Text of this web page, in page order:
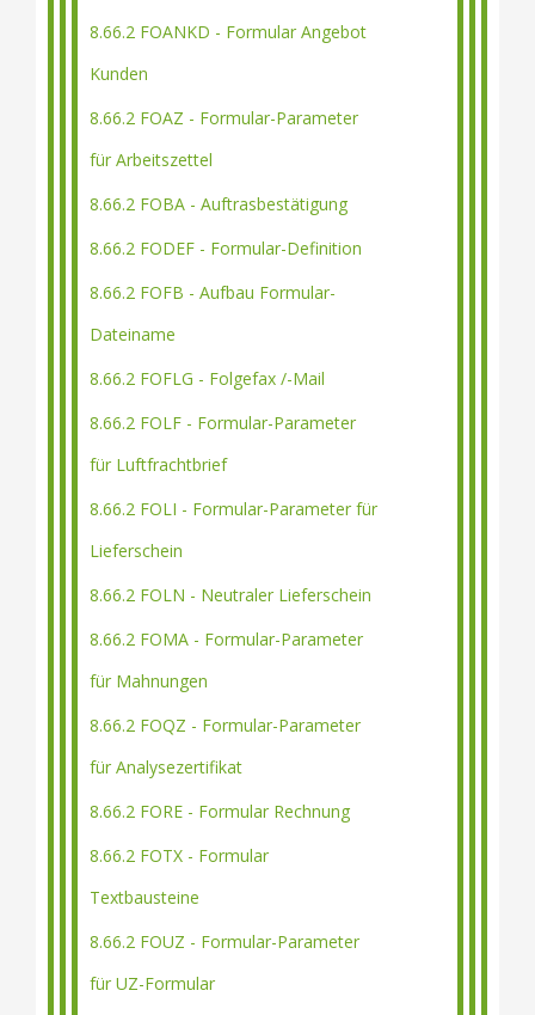
8.66.2 FOANKD - Formular Angebot
Kunden
8.66.2 FOAZ - Formular-Parameter
für Arbeitszettel
8.66.2 FOBA - Auftrasbestätigung
8.66.2 FODEF - Formular-Definition
8.66.2 FOFB - Aufbau Formular-
Dateiname
8.66.2 FOFLG - Folgefax /-Mail
8.66.2 FOLF - Formular-Parameter
für Luftfrachtbrief
8.66.2 FOLI - Formular-Parameter für
Lieferschein
8.66.2 FOLN - Neutraler Lieferschein
8.66.2 FOMA - Formular-Parameter
für Mahnungen
8.66.2 FOQZ - Formular-Parameter
für Analysezertifikat
8.66.2 FORE - Formular Rechnung
8.66.2 FOTX - Formular
Textbausteine
8.66.2 FOUZ - Formular-Parameter
für UZ-Formular